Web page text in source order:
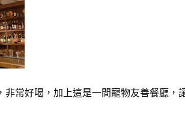
常好喝，加上這是一間寵物友善餐廳，